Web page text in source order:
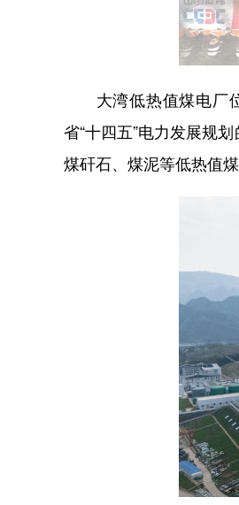
大湾低热值煤电厂位
省“十四五”电力发展规
煤矸石、煤泥等低热值